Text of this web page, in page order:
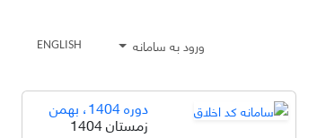
ورود به سامانه ENGLISH
دوره 1404، بهمن
زمستان 1404